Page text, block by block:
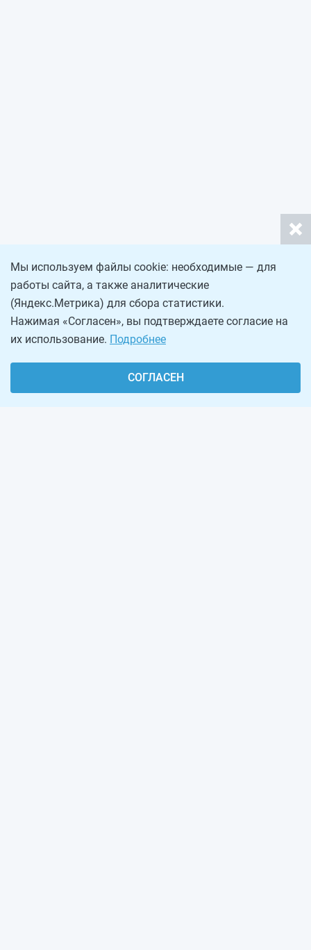
Мы используем файлы cookie: необходимые — для
работы сайта, а также аналитические
(Яндекс.Метрика) для сбора статистики.
Нажимая «Согласен», вы подтверждаете согласие на
их использование. Подробнее
СОГЛАСЕН